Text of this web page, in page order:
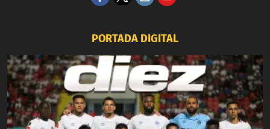
PORTADA DIGITAL